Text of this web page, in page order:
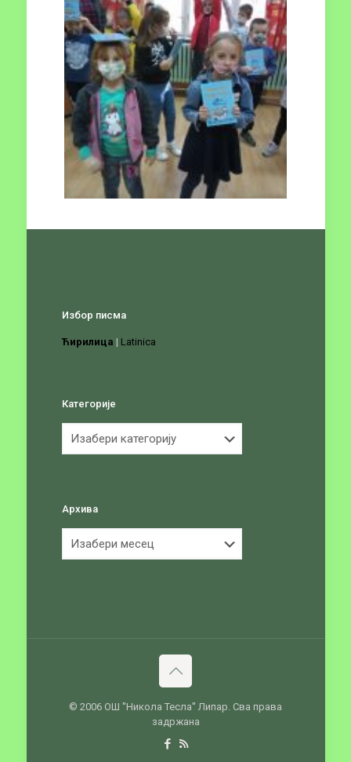
Избор писма
Ћирилица | Latinica
Категорије
Архива
© 2006 ОШ ''Никола Тесла'' Липар. Сва права
задржана